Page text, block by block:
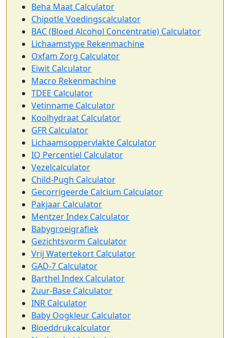
Beha Maat Calculator
Chipotle Voedingscalculator
BAC (Bloed Alcohol Concentratie) Calculator
Lichaamstype Rekenmachine
Oxfam Zorg Calculator
Eiwit Calculator
Macro Rekenmachine
TDEE Calculator
Vetinname Calculator
Koolhydraat Calculator
GFR Calculator
Lichaamsoppervlakte Calculator
IQ Percentiel Calculator
Vezelcalculator
Child-Pugh Calculator
Gecorrigeerde Calcium Calculator
Pakjaar Calculator
Mentzer Index Calculator
Babygroeigrafiek
Gezichtsvorm Calculator
Vrij Watertekort Calculator
GAD-7 Calculator
Barthel Index Calculator
Zuur-Base Calculator
INR Calculator
Baby Oogkleur Calculator
Bloeddrukcalculator